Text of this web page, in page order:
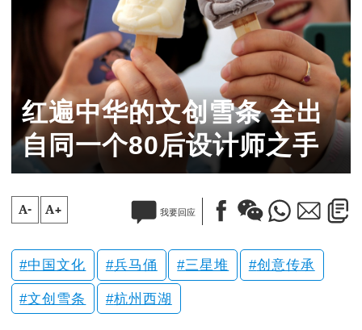
红遍中华的文创雪条 全出
自同一个80后设计师之手
A- A+ 我要回应
中国文化 兵马俑 三星堆 创意传承
文创雪条 杭州西湖